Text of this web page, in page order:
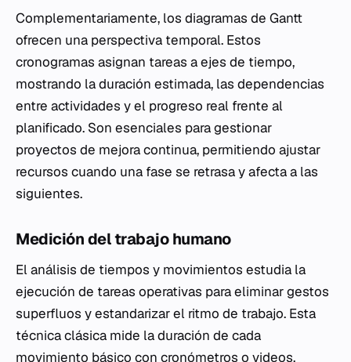
Complementariamente, los diagramas de Gantt
ofrecen una perspectiva temporal. Estos
cronogramas asignan tareas a ejes de tiempo,
mostrando la duración estimada, las dependencias
entre actividades y el progreso real frente al
planificado. Son esenciales para gestionar
proyectos de mejora continua, permitiendo ajustar
recursos cuando una fase se retrasa y afecta a las
siguientes.
Medición del trabajo humano
El análisis de tiempos y movimientos estudia la
ejecución de tareas operativas para eliminar gestos
superfluos y estandarizar el ritmo de trabajo. Esta
técnica clásica mide la duración de cada
movimiento básico con cronómetros o videos,